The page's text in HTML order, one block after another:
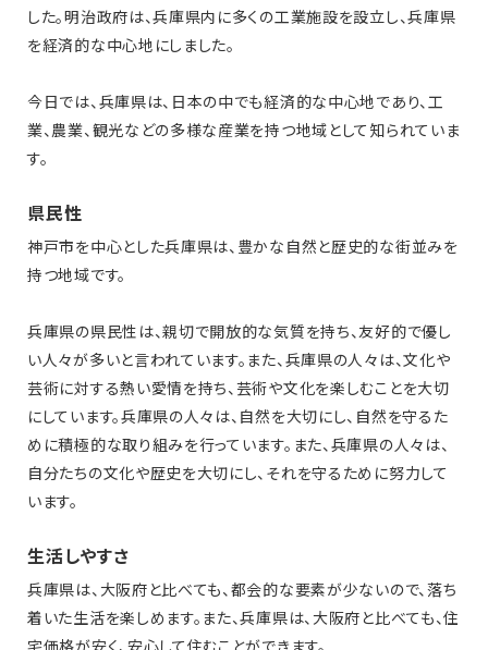
した。明治政府は、兵庫県内に多くの工業施設を設立し、兵庫県
を経済的な中心地にしました。
今日では、兵庫県は、日本の中でも経済的な中心地であり、工
業、農業、観光などの多様な産業を持つ地域として知られていま
す。
県民性
神戸市を中心とした兵庫県は、豊かな自然と歴史的な街並みを
持つ地域です。
兵庫県の県民性は、親切で開放的な気質を持ち、友好的で優し
い人々が多いと言われています。また、兵庫県の人々は、文化や
芸術に対する熱い愛情を持ち、芸術や文化を楽しむことを大切
にしています。兵庫県の人々は、自然を大切にし、自然を守るた
めに積極的な取り組みを行っています。また、兵庫県の人々は、
自分たちの文化や歴史を大切にし、それを守るために努力して
います。
生活しやすさ
兵庫県は、大阪府と比べても、都会的な要素が少ないので、落ち
着いた生活を楽しめます。また、兵庫県は、大阪府と比べても、住